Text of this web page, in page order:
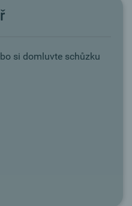
si domluvte schůzku